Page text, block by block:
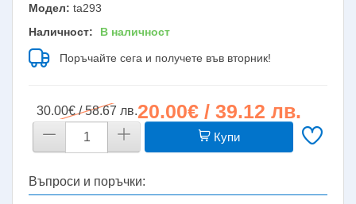
Модел: ta293
Наличност:
В наличност
Поръчайте сега и получете във вторник!
30.00€ / 58.67 лв.20.00€ / 39.12 лв.
Купи
Въпроси и поръчки: